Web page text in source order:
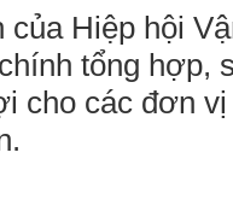
của Hiệp hội
tổng hợp,
cho các đơn